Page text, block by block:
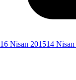
16 Nisan 201514